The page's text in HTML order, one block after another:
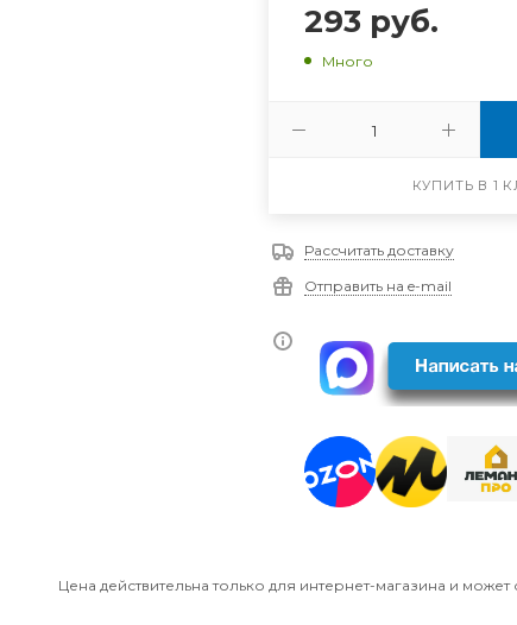
293 руб.
Много
КУПИТЬ В 1
Рассчитать доставку
Отправить на e-mail
Цена действительна только для интернет-магазина и